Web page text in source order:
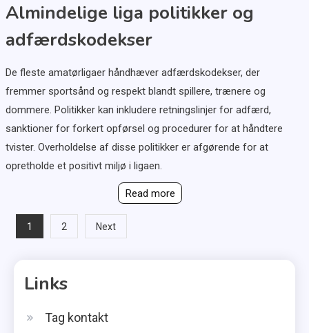
Almindelige liga politikker og
adfærdskodekser
De fleste amatørligaer håndhæver adfærdskodekser, der
fremmer sportsånd og respekt blandt spillere, trænere og
dommere. Politikker kan inkludere retningslinjer for adfærd,
sanktioner for forkert opførsel og procedurer for at håndtere
tvister. Overholdelse af disse politikker er afgørende for at
opretholde et positivt miljø i ligaen.
Read more
Posts
1 2 Next
Links
Tag kontakt